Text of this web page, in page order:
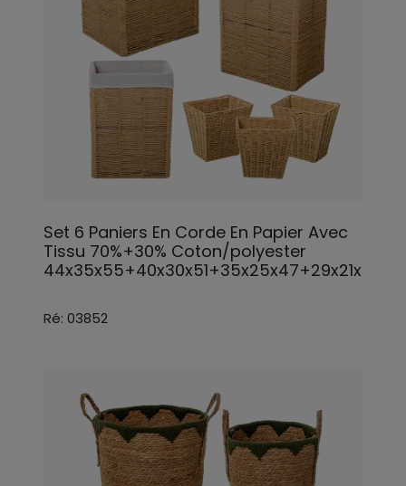
Set 6 Paniers En Corde En Papier Avec
Tissu 70%+30% Coton/polyester
Ré: 03852